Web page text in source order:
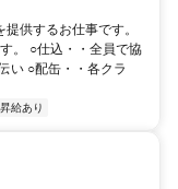
供するお仕事です。
。 ○仕込・・全員で協
い ○配缶・・各クラ
昇給あり